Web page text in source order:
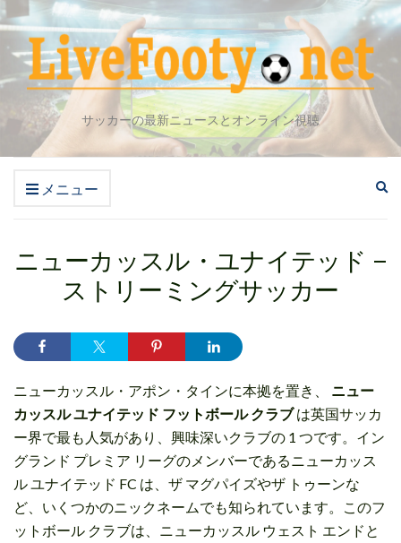
サッカーの最新ニュースとオンライン視聴
メニュー
ニューカッスル・ユナイテッド –
ストリーミングサッカー
ニューカッスル・アポン・タインに本拠を置き、
ニュー
カッスル ユナイテッド フットボール クラブは英国サッカ
ー界で最も人気があり、興味深いクラブの 1 つです。イン
グランド プレミア リーグのメンバーであるニューカッス
ル ユナイテッド FC は、ザ マグパイズやザ トゥーンな
ど、いくつかのニックネームでも知られています。このフ
ットボール クラブは、ニューカッスル ウェスト エンドと